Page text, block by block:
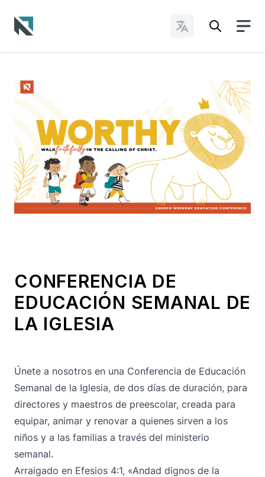
Cambiar idioma
CONFERENCIA DE
EDUCACIÓN SEMANAL DE
LA IGLESIA
Únete a nosotros en una Conferencia de Educación
Semanal de la Iglesia, de dos días de duración, para
directores y maestros de preescolar, creada para
equipar, animar y renovar a quienes sirven a los
niños y a las familias a través del ministerio
semanal.
Arraigado en Efesios 4:1, «Andad dignos de la